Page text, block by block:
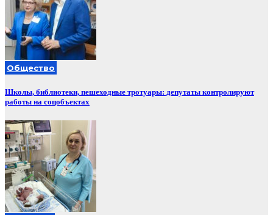
Общество
Школы, библиотеки, пешеходные тротуары: депутаты контролируют
работы на соцобъектах